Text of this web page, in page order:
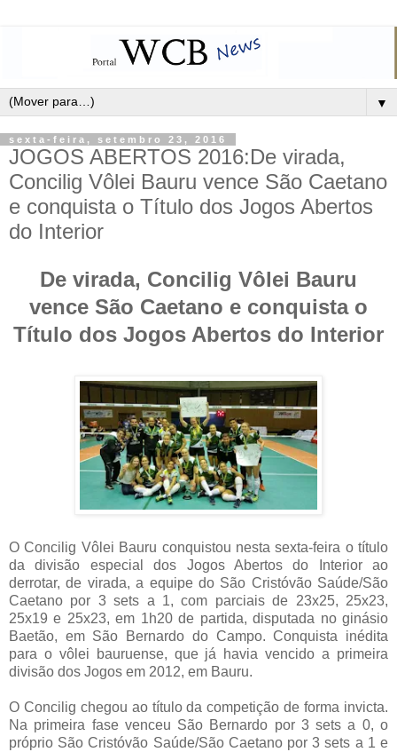
▼
sexta-feira, setembro 23, 2016
JOGOS ABERTOS 2016:De virada,
Concilig Vôlei Bauru vence São Caetano
e conquista o Título dos Jogos Abertos
do Interior
De virada, Concilig Vôlei Bauru
vence São Caetano e conquista o
Título dos Jogos Abertos do Interior
O Concilig Vôlei Bauru conquistou nesta sexta-feira o título
da divisão especial dos Jogos Abertos do Interior ao
derrotar, de virada, a equipe do São Cristóvão Saúde/São
Caetano por 3 sets a 1, com parciais de 23x25, 25x23,
25x19 e 25x23, em 1h20 de partida, disputada no ginásio
Baetão, em São Bernardo do Campo. Conquista inédita
para o vôlei bauruense, que já havia vencido a primeira
divisão dos Jogos em 2012, em Bauru.
O Concilig chegou ao título da competição de forma invicta.
Na primeira fase venceu São Bernardo por 3 sets a 0, o
próprio São Cristóvão Saúde/São Caetano por 3 sets a 1 e